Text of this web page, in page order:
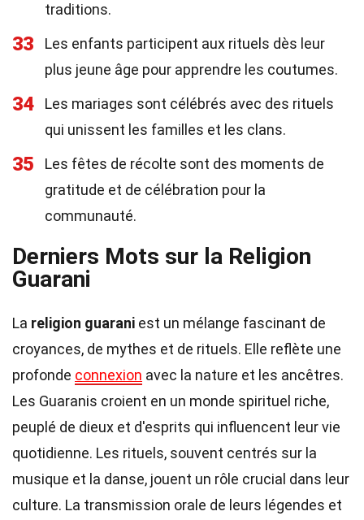
traditions.
33
Les enfants participent aux rituels dès leur
plus jeune âge pour apprendre les coutumes.
34
Les mariages sont célébrés avec des rituels
qui unissent les familles et les clans.
35
Les fêtes de récolte sont des moments de
gratitude et de célébration pour la
communauté.
Derniers Mots sur la Religion
Guarani
La religion guarani est un mélange fascinant de
croyances, de mythes et de rituels. Elle reflète une
profonde connexion avec la nature et les ancêtres.
Les Guaranis croient en un monde spirituel riche,
peuplé de dieux et d'esprits qui influencent leur vie
quotidienne. Les rituels, souvent centrés sur la
musique et la danse, jouent un rôle crucial dans leur
culture. La transmission orale de leurs légendes et